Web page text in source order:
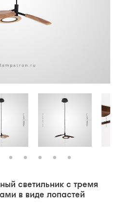
светильник с тремя
в виде лопастей